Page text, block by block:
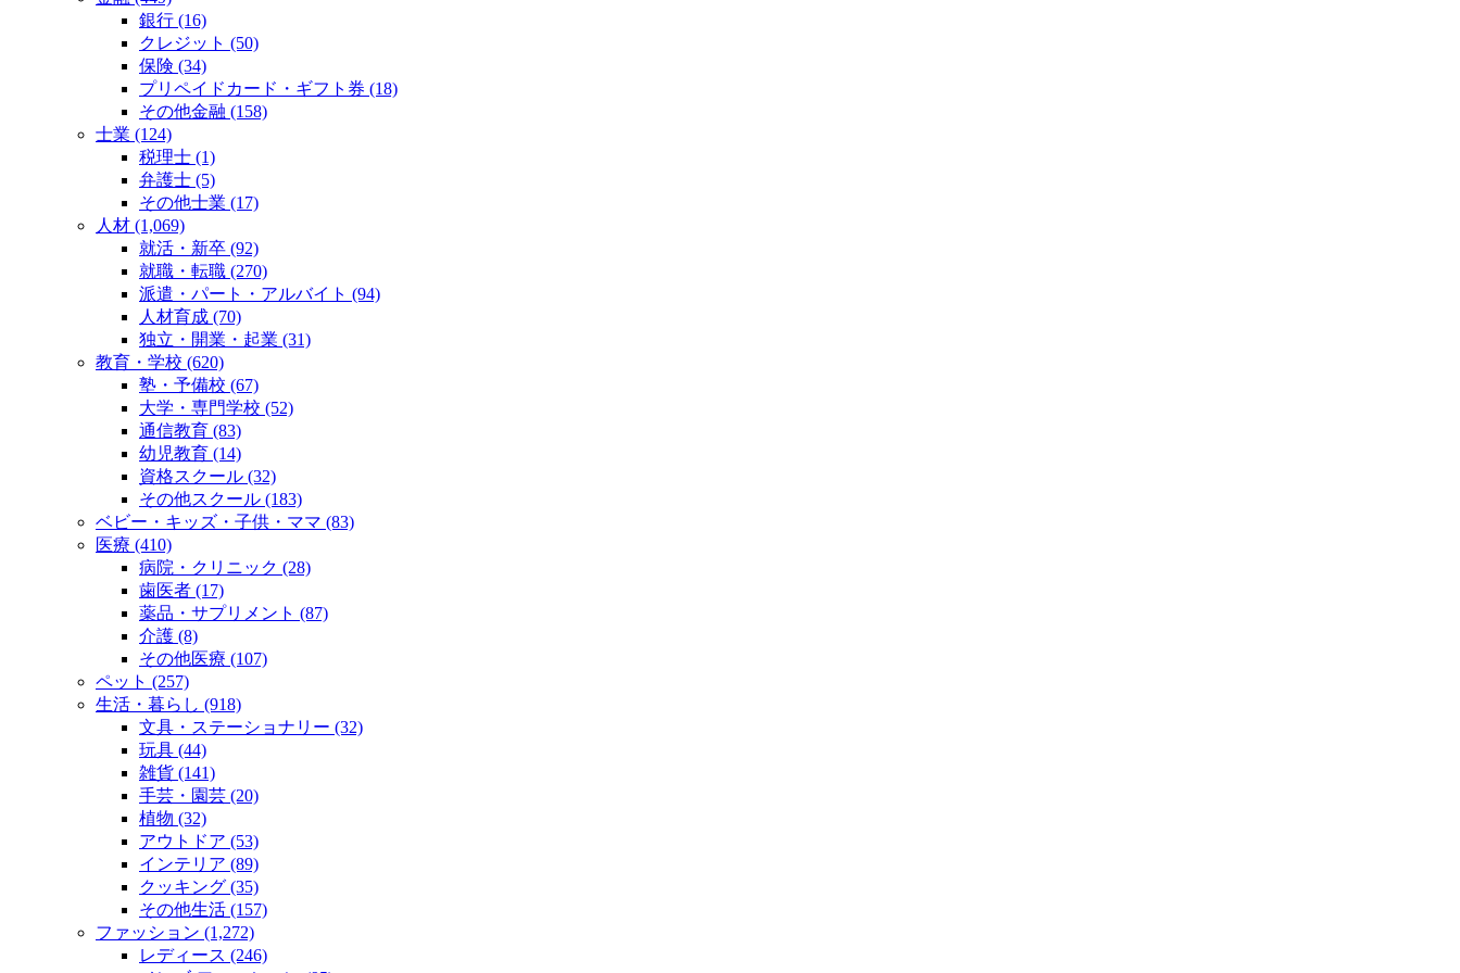
銀行 (16)
クレジット (50)
保険 (34)
プリペイドカード・ギフト券 (18)
その他金融 (158)
士業 (124)
税理士 (1)
弁護士 (5)
その他士業 (17)
人材 (1,069)
就活・新卒 (92)
就職・転職 (270)
派遣・パート・アルバイト (94)
人材育成 (70)
独立・開業・起業 (31)
教育・学校 (620)
塾・予備校 (67)
大学・専門学校 (52)
通信教育 (83)
幼児教育 (14)
資格スクール (32)
その他スクール (183)
ベビー・キッズ・子供・ママ (83)
医療 (410)
病院・クリニック (28)
歯医者 (17)
薬品・サプリメント (87)
介護 (8)
その他医療 (107)
ペット (257)
生活・暮らし (918)
文具・ステーショナリー (32)
玩具 (44)
雑貨 (141)
手芸・園芸 (20)
植物 (32)
アウトドア (53)
インテリア (89)
クッキング (35)
その他生活 (157)
ファッション (1,272)
レディース (246)